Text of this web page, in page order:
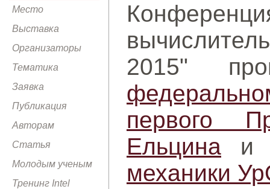
Место
Выставка
Организаторы
Тематика
Заявка
Публикация
Авторам
Статья
Молодым ученым
Тренинг Intel
2015"
первого
Ельцина
механики